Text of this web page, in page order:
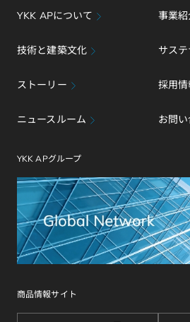
YKK APについて 事業紹
技術と建築文化 サス
ストーリー 採用情
ニュースルーム お問
YKK APグループ
商品情報サイト